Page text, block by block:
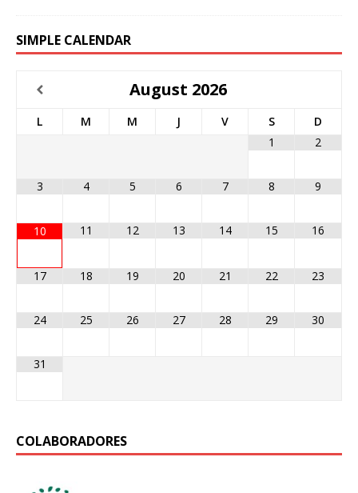
SIMPLE CALENDAR
August 2026
L M M J V S
D
1
2
3 4 5 6 7 8 9
10 11 12 13 14 15 16
17 18 19 20 21 22 23
24 25 26 27 28 29 30
31
COLABORADORES